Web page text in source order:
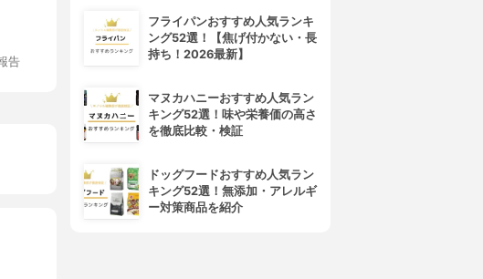
ル
告
フライパンおすすめ人気ランキ
ング52選！【焦げ付かない・長
持ち！2026最新】
マヌカハニーおすすめ人気ラン
キング52選！味や栄養価の高さ
を徹底比較・検証
ドッグフードおすすめ人気ラン
キング52選！無添加・アレルギ
ー対策商品を紹介